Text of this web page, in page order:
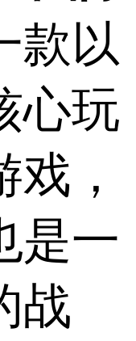
款以
心玩
，
是一
战